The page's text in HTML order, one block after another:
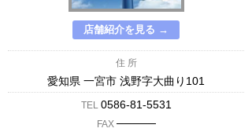
店舗紹介を見る →
住 所
愛知県 一宮市 浅野字大曲り101
TEL 0586-81-5531
FAX ─────